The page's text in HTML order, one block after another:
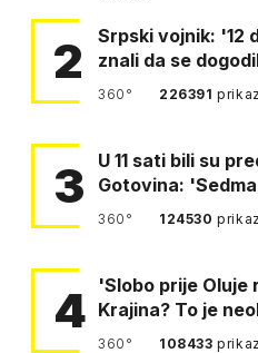
2
Srpski vojnik: '12
znali da se
360° 226391
3
U 11 sati bili su pred Kninom.
Gotovina:
4. gardijska neka
360° 124530
4
'Slobo prije Oluje
Krajina? To je
Tuđmana zvao
360° 108433